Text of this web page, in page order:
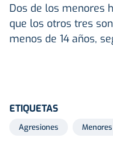
Dos de los menores
que los otros tres
menos de 14 años,
ETIQUETAS
Agresiones Menores